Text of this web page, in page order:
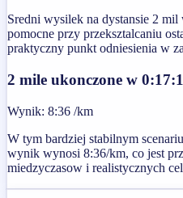
Sredni wysilek na dystansie 2
pomocne przy przeksztalcaniu
praktyczny punkt odniesienia w
2 mile ukonczone w
Wynik: 8:36 /km
W tym bardziej stabilnym
wynik wynosi 8:36/km, co jest
miedzyczasow i realistycznych